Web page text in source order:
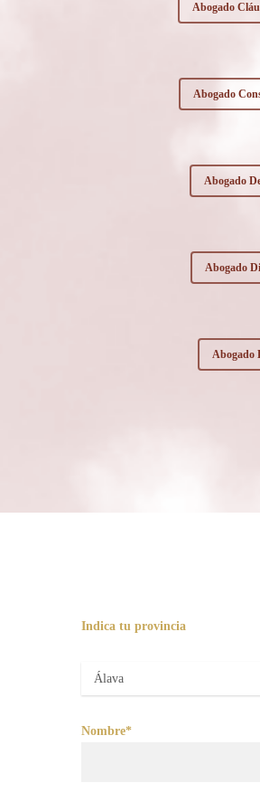
Abogado
Abogado
Abogado
Abogado
Abogado
Indica tu provincia
Nombre*